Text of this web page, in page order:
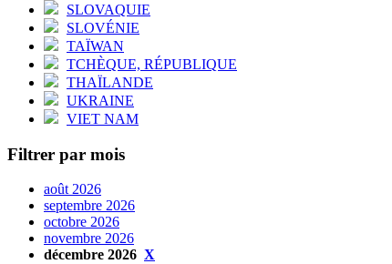
SLOVAQUIE
SLOVÉNIE
TAÏWAN
TCHÈQUE, RÉPUBLIQUE
THAÏLANDE
UKRAINE
VIET NAM
Filtrer par mois
août 2026
septembre 2026
octobre 2026
novembre 2026
décembre 2026 X